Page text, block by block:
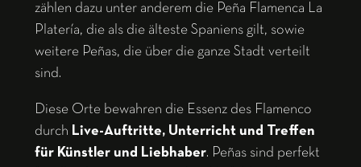
zählen dazu unter anderem die Peña Flamenca La
Platería, die als die älteste Spaniens gilt, sowie
weitere Peñas, die über die ganze Stadt verteilt
sind.
Diese Orte bewahren die Essenz des Flamenco
durch Live-Auftritte, Unterricht und Treffen
für Künstler und Liebhaber. Peñas sind perfekt